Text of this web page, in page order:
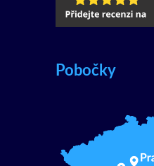
Pobočky